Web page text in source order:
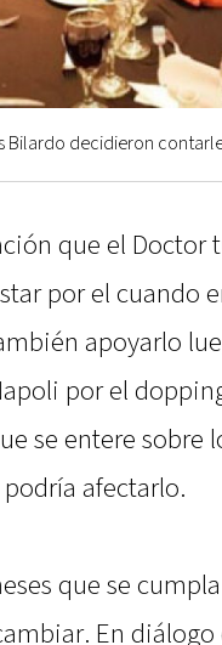
Bilardo decidieron
que el Doctor
por el cuando
apoyarlo
por el
se entere sobre
afectarlo.
que se
En diálogo